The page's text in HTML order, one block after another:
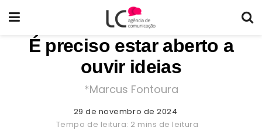
É preciso estar aberto a
ouvir ideias
*Marcus Fontoura
29 de novembro de 2024
Tempo de leitura: 2 mins de leitura